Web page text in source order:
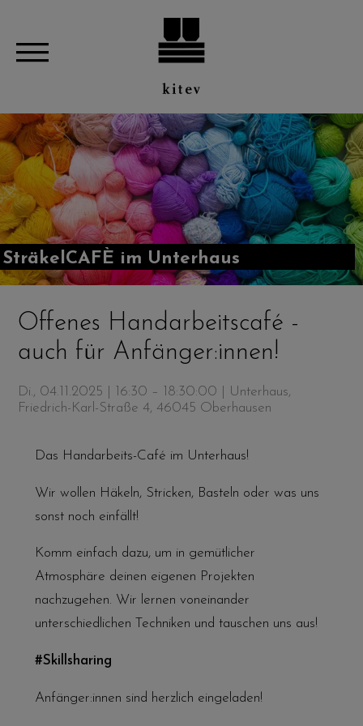
SträkelCAFÈ im Unterhaus
Offenes Handarbeitscafé -
auch für Anfänger:innen!
Di., 04.11.2025 | 16:30 – 18:30:00 | Unterhaus,
Friedrich-Karl-Straße 4, 46045 Oberhausen
Das Handarbeits-Café im Unterhaus!
Wir wollen Häkeln, Stricken, Basteln oder was uns
sonst noch einfällt!
Komm einfach dazu, um in gemütlicher
Atmosphäre deinen eigenen Projekten
nachzugehen. Wir lernen voneinander
unterschiedlichen Techniken und tauschen uns aus!
#Skillsharing
Anfänger:innen sind herzlich eingeladen!